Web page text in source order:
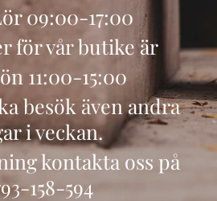
09:00-17:00
för vår butike är
11:00-15:00
besök även andra
i veckan.
kontakta oss på
158-594